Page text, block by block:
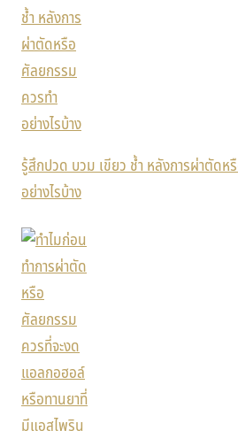
รู้สึกปวด บวม เขียว ช้ำ หลังการผ่าตัด
อย่างไรบ้าง